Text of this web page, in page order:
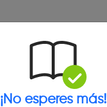
¡No esperes más!